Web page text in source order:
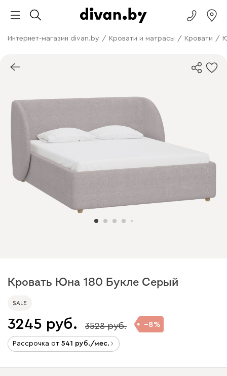
Интернет-магазин divan.by / Кровати и матрасы / Кровати /
Кровать Юна 180 Букле Серый
SALE
3245 3528 8
Рассрочка от 541 /мес.